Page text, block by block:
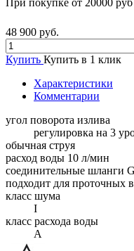
48 900 руб.
Купить Купить в 1 клик
Характеристики
Комментарии
угол поворота излива
регулировка на 3
обычная струя
расход воды 10 л/мин
соединительные шланги
подходит для проточных
класс шума
I
класс расхода воды
A